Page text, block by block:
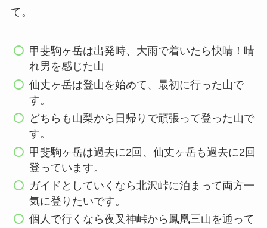
て。
甲斐駒ヶ岳は出発時、大雨で着いたら快晴！晴
れ男を感じた山
仙丈ヶ岳は登山を始めて、最初に行った山で
す。
どちらも山梨から日帰りで頑張って登った山で
す。
甲斐駒ヶ岳は過去に2回、仙丈ヶ岳も過去に2回
登っています。
ガイドとしていくなら北沢峠に泊まって両方一
気に登りたいです。
個人で行くなら夜叉神峠から鳳凰三山を通って